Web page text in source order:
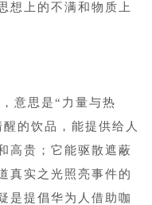
想上的不满和物质上
意思是“力量与热
的饮品，能提供给人
高贵；它能驱散遮蔽
真实之光照亮事件的
是提倡华为人借助咖